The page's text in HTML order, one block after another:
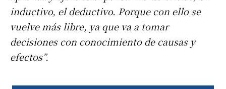
inductivo, el deductivo. Porque con ello se
vuelve más libre, ya que va a tomar
decisiones con conocimiento de causas y
efectos”.